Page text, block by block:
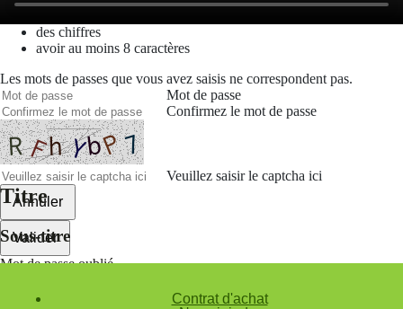
Titre
Sous-titre
Contrat d'achat
des chiffres
avoir au moins 8 caractères
Les mots de passes que vous avez saisis ne correspondent pas.
Mot de passe
Confirmez le mot de passe
Veuillez saisir le captcha ici
Annuler
Valider
Mot de passe oublié
Saisissez l'adresse e-mail que vous utilisez pour vous connecter.